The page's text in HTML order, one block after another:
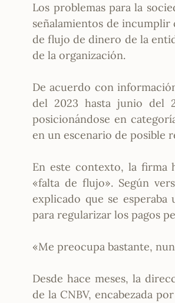
Los problemas para la
señalamientos de incumplir
de flujo de dinero de la
de la organización.
De acuerdo con
del 2023 hasta junio del
posicionándose en
en un escenario de posible
En este contexto, la firma
«falta de flujo». Según
explicado que se
para regularizar los pagos
«Me preocupa bastante,
Desde hace meses, la
de la CNBV, encabezada